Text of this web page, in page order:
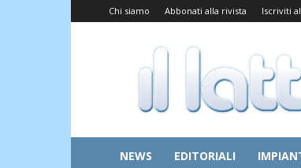
Chi siamo Abbonati alla rivista Iscriviti
Il
Latte
NEWS EDITORIALI